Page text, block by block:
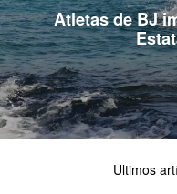
Atletas de BJ
Ultimos